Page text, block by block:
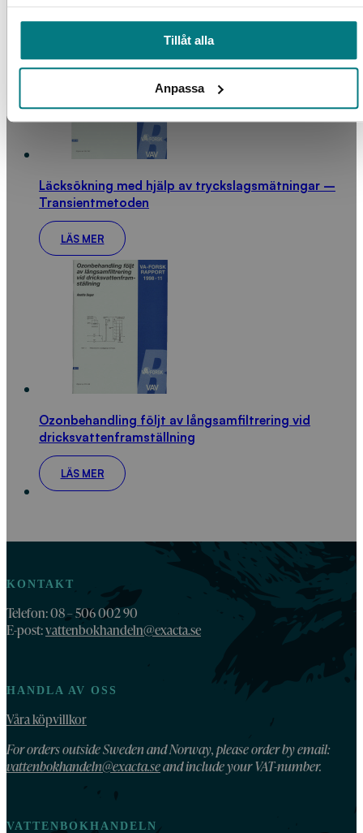
Tillåt alla
Anpassa
Läcksökning med hjälp av tryckslagsmätningar –
Transientmetoden
LÄS MER
Ozonbehandling följt av långsamfiltrering vid
dricksvattenframställning
LÄS MER
KONTAKT
Telefon: 08 – 506 002 90
E-post:vattenbokhandeln@exacta.se
HANDLA AV OSS
Våra köpvillkor
For orders outside Sweden and Norway, please order by email:
vattenbokhandeln@exacta.seand include your VAT-number.
VATTENBOKHANDELN